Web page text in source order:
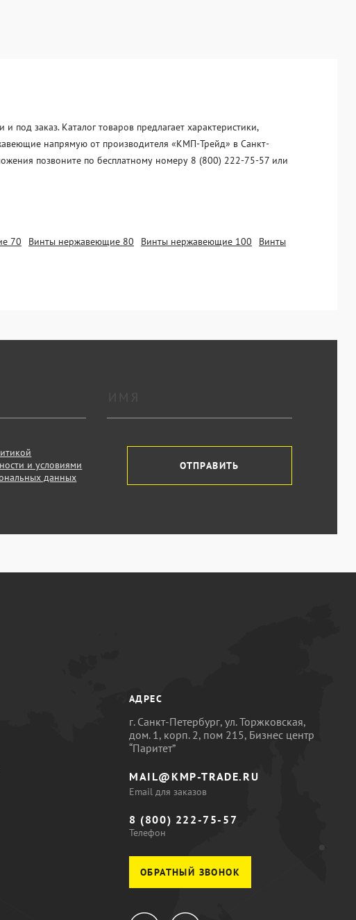
заказ. Каталог товаров предлагает характеристики,
напрямую от производителя «KМП-Трейд» в Санкт-
позвоните по бесплатному номеру 8 (800) 222-75-57 или
70 Винты нержавеющие 80 Винты нержавеющие 100
Винты
и условиями
данных
ОТПРАВИТЬ
АДРЕС
г. Санкт-Петербург, ул. Торжковская,
дом. 1, корп. 2, пом 215, Бизнес центр
“Паритет”
MAIL@KMP-TRADE.RU
Email для заказов
8 (800) 222-75-57
Телефон
ОБРАТНЫЙ ЗВОНОК